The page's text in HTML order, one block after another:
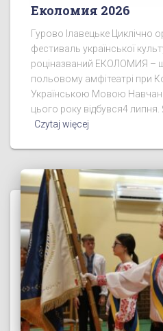
Еколомия 2026
Гурово Ілавецьке Циклічно
фестиваль української
роціназваний ЕКОЛОМИЯ –
польовому амфітеатрі при
Українською Мовою
цього року відбувся4
Czytaj więcej